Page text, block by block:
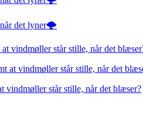
det lyner🌩️
at vindmøller står stille, når det
at vindmøller står stille, når det
vindmøller står stille, når det blæser?